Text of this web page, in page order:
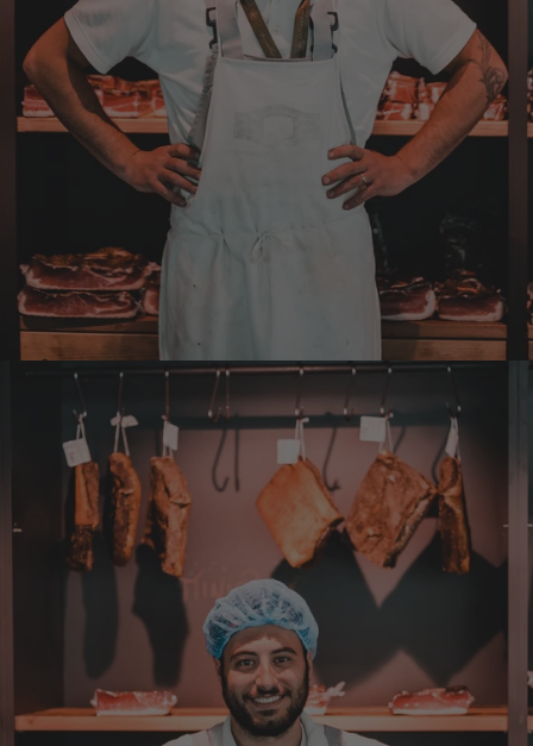
Verifizierter Kunde
Super Qualität. Geschmacklich hervorragend.
9.8.2026
Anonym
Verifizierter Kunde
Die Produkte von Euch sind super.
Roberto
Geschmacklich hervorragend
Werner
Verifizierter Kunde
War alles lecker, der Brettlspeck war aber
der Favorit, etwas Fett muss sein
8.8.2026
Verifizierter Kunde
Sehr gute Originalqualität